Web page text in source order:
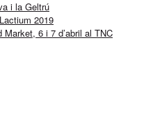
i la Geltrú
2019
Market, 6 i 7 d’abril al TNC